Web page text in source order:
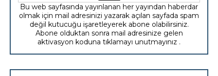
Bu web sayfasında yayınlanan her yayından haberdar
olmak için mail adresinizi yazarak açılan sayfada spam
değil kutucuğu işaretleyerek abone olabilirsiniz.
Abone olduktan sonra mail adresinize gelen
aktivasyon koduna tıklamayı unutmayınız .